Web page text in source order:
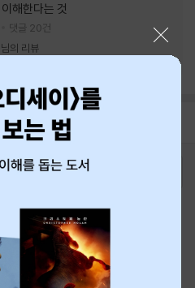
해한다는 것
댓글 20건
님의 리뷰
본 상품
1544-6399
중고샵 1566-4295
의/채팅상담
) 사업자 정보
리방침
청소년보호정책